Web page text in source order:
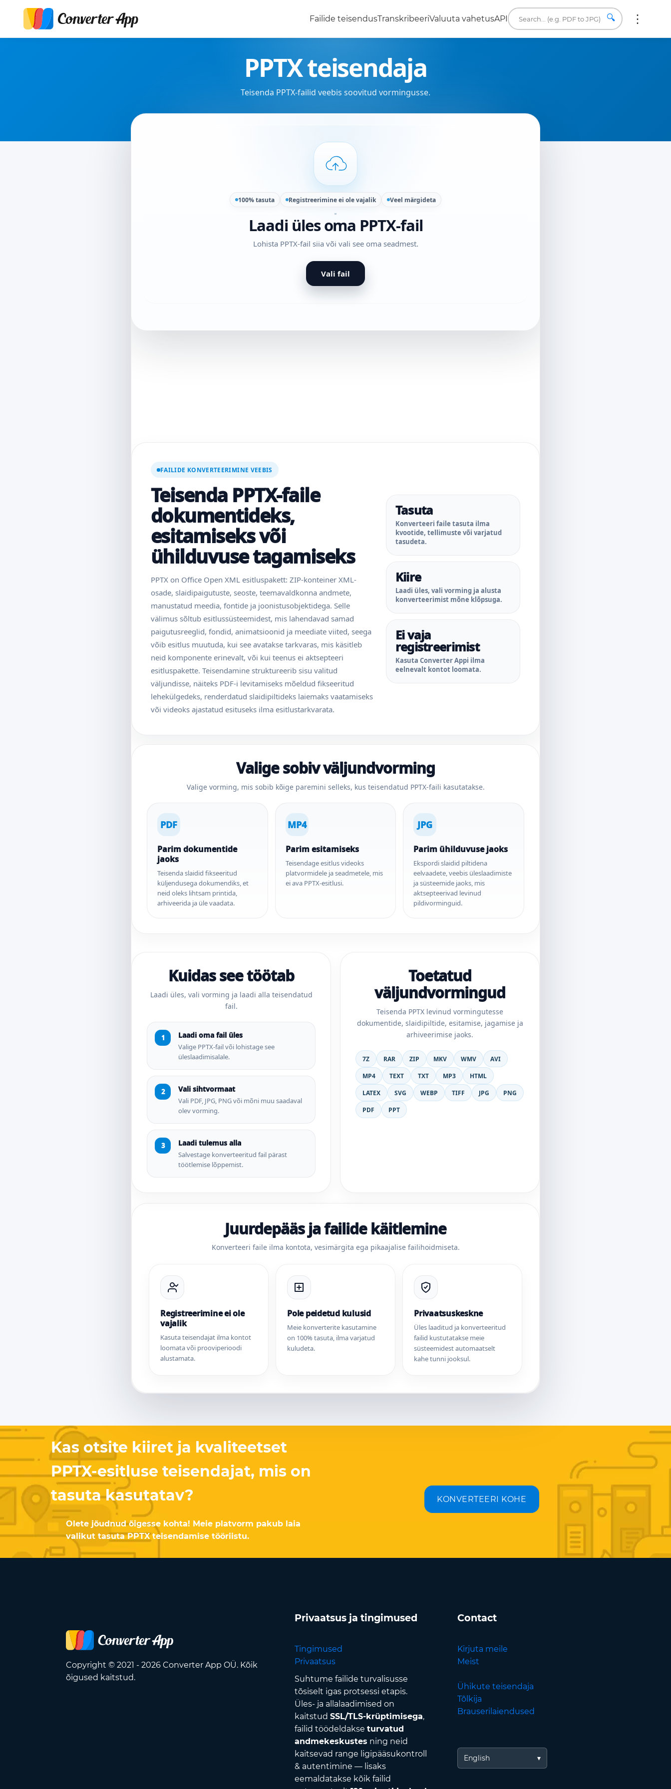
Failide teisendusTranskribeeriValuuta vahetusAPI 🔍
PPTX teisendaja
Teisenda PPTX-failid veebis soovitud vormingusse.
100% tasuta Registreerimine ei ole vajalik Veel märgideta
Laadi üles oma PPTX-fail
Lohista PPTX-fail siia või vali see oma seadmest.
Vali fail
FAILIDE KONVERTEERIMINE VEEBIS
Teisenda PPTX-faile
dokumentideks,
esitamiseks või
ühilduvuse tagamiseks
PPTX on Office Open XML esitluspakett: ZIP-konteiner XML-
osade, slaidipaigutuste, seoste, teemavaldkonna andmete,
manustatud meedia, fontide ja joonistusobjektidega. Selle
välimus sõltub esitlussüsteemidest, mis lahendavad samad
paigutusreeglid, fondid, animatsioonid ja meediate viited, seega
võib esitlus muutuda, kui see avatakse tarkvaras, mis käsitleb
neid komponente erinevalt, või kui teenus ei aktsepteeri
esitluspakette. Teisendamine struktureerib sisu valitud
väljundisse, näiteks PDF-i levitamiseks mõeldud fikseeritud
lehekülgedeks, renderdatud slaidipiltideks laiemaks vaatamiseks
või videoks ajastatud esituseks ilma esitlustarkvarata.
Tasuta
Konverteeri faile tasuta ilma
kvootide, tellimuste või varjatud
tasudeta.
Kiire
Laadi üles, vali vorming ja alusta
konverteerimist mõne klõpsuga.
Ei vaja
registreerimist
Kasuta Converter Appi ilma
eelnevalt kontot loomata.
Valige sobiv väljundvorming
Valige vorming, mis sobib kõige paremini selleks, kus teisendatud PPTX-faili kasutatakse.
PDF
Parim dokumentide
jaoks
Teisenda slaidid fikseeritud
küljendusega dokumendiks, et
neid oleks lihtsam printida,
arhiveerida ja üle vaadata.
MP4
Parim esitamiseks
Teisendage esitlus videoks
platvormidele ja seadmetele, mis
ei ava PPTX-esitlusi.
JPG
Parim ühilduvuse jaoks
Ekspordi slaidid piltidena
eelvaadete, veebis üleslaadimiste
ja süsteemide jaoks, mis
aktsepteerivad levinud
pildivorminguid.
Kuidas see töötab
Laadi üles, vali vorming ja laadi alla teisendatud
fail.
Laadi oma fail üles
Valige PPTX-fail või lohistage see
üleslaadimisalale.
Vali sihtvormaat
Vali PDF, JPG, PNG või mõni muu saadaval
olev vorming.
Laadi tulemus alla
Salvestage konverteeritud fail pärast
töötlemise lõppemist.
Toetatud
väljundvormingud
Teisenda PPTX levinud vormingutesse
dokumentide, slaidipiltide, esitamise, jagamise ja
arhiveerimise jaoks.
7Z RAR ZIP MKV WMV
AVI
MP4
TEXT TXT MP3
HTML
LATEX
SVG WEBP TIFF JPG
PNG
PDF
PPT
Juurdepääs ja failide käitlemine
Konverteeri faile ilma kontota, vesimärgita ega pikaajalise failihoidmiseta.
Registreerimine ei ole
vajalik
Kasuta teisendajat ilma kontot
loomata või prooviperioodi
alustamata.
Pole peidetud kulusid
Meie konverterite kasutamine
on 100% tasuta, ilma varjatud
kuludeta.
Privaatsuskeskne
Üles laaditud ja konverteeritud
failid kustutatakse meie
süsteemidest automaatselt
kahe tunni jooksul.
Kas otsite kiiret ja kvaliteetset
PPTX-esitluse teisendajat, mis on
tasuta kasutatav?
Olete jõudnud õigesse kohta! Meie platvorm pakub laia
valikut tasuta PPTX teisendamise tööriistu.
KONVERTEERI KOHE
Copyright © 2021 - 2026 Converter App OÜ. Kõik
õigused kaitstud.
Privaatsus ja tingimused
Tingimused
Privaatsus
Suhtume failide turvalisusse
tõsiselt igas protsessi etapis.
Üles- ja allalaadimised on
kaitstud SSL/TLS-krüptimisega,
failid töödeldakse turvatud
andmekeskustes ning neid
kaitsevad range ligipääsukontroll
& autentimine — lisaks
eemaldatakse kõik failid
Contact
Kirjuta meile
Meist
Ühikute teisendaja
Tõlkija
Brauserilaiendused
English